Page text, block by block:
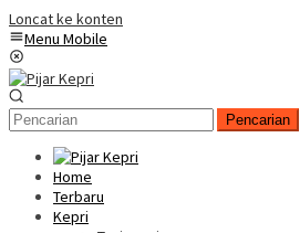
Loncat ke konten
Menu Mobile
Pencarian
Home
Terbaru
Kepri